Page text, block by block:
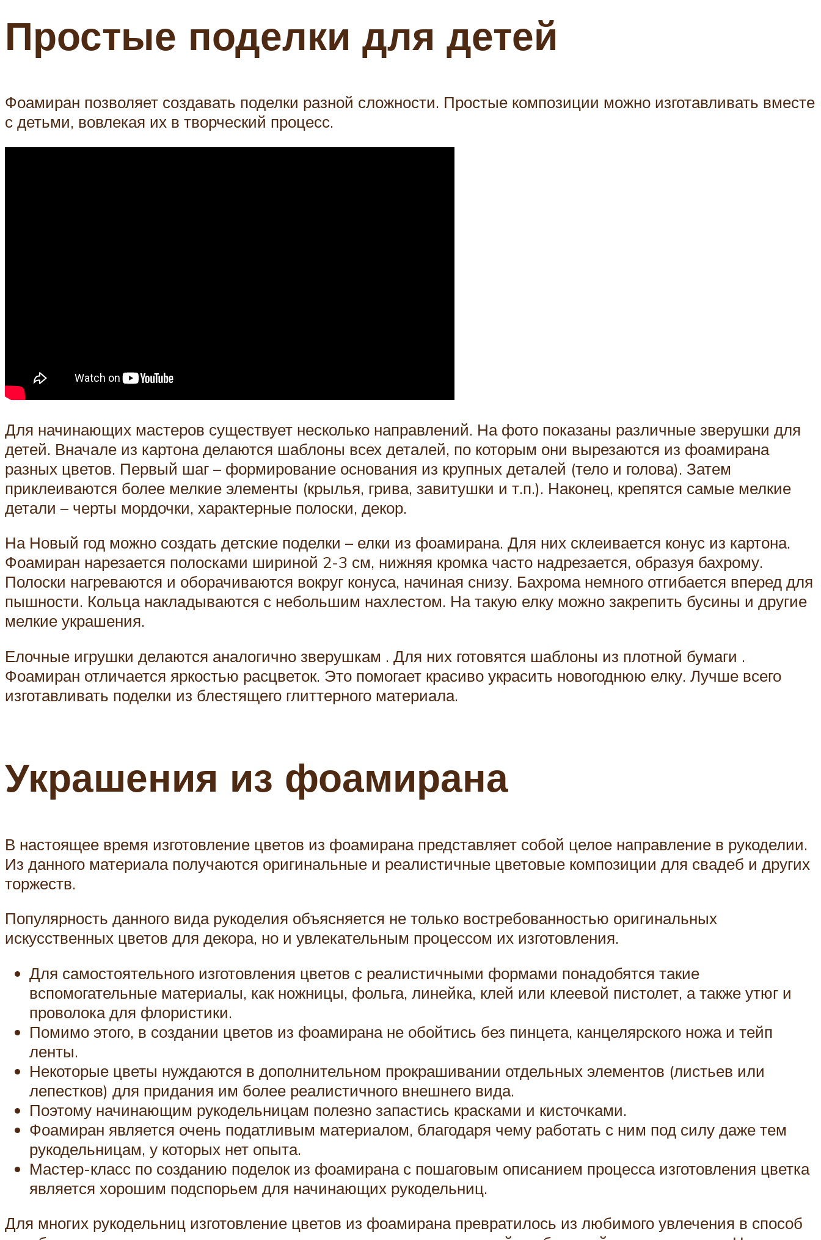
Простые поделки для детей
Фоамиран позволяет создавать поделки разной сложности. Простые композиции можно изготавливать вместе
с детьми, вовлекая их в творческий процесс.
Для начинающих мастеров существует несколько направлений. На фото показаны различные зверушки для
детей. Вначале из картона делаются шаблоны всех деталей, по которым они вырезаются из фоамирана
разных цветов. Первый шаг – формирование основания из крупных деталей (тело и голова). Затем
приклеиваются более мелкие элементы (крылья, грива, завитушки и т.п.). Наконец, крепятся самые мелкие
детали – черты мордочки, характерные полоски, декор.
На Новый год можно создать детские поделки – елки из фоамирана. Для них склеивается конус из картона.
Фоамиран нарезается полосками шириной 2-3 см, нижняя кромка часто надрезается, образуя бахрому.
Полоски нагреваются и оборачиваются вокруг конуса, начиная снизу. Бахрома немного отгибается вперед для
пышности. Кольца накладываются с небольшим нахлестом. На такую елку можно закрепить бусины и другие
мелкие украшения.
Елочные игрушки делаются аналогично зверушкам . Для них готовятся шаблоны из плотной бумаги .
Фоамиран отличается яркостью расцветок. Это помогает красиво украсить новогоднюю елку. Лучше всего
изготавливать поделки из блестящего глиттерного материала.
Украшения из фоамирана
В настоящее время изготовление цветов из фоамирана представляет собой целое направление в рукоделии.
Из данного материала получаются оригинальные и реалистичные цветовые композиции для свадеб и других
торжеств.
Популярность данного вида рукоделия объясняется не только востребованностью оригинальных
искусственных цветов для декора, но и увлекательным процессом их изготовления.
Для самостоятельного изготовления цветов с реалистичными формами понадобятся такие
вспомогательные материалы, как ножницы, фольга, линейка, клей или клеевой пистолет, а также утюг и
проволока для флористики.
Помимо этого, в создании цветов из фоамирана не обойтись без пинцета, канцелярского ножа и тейп
ленты.
Некоторые цветы нуждаются в дополнительном прокрашивании отдельных элементов (листьев или
лепестков) для придания им более реалистичного внешнего вида.
Поэтому начинающим рукодельницам полезно запастись красками и кисточками.
Фоамиран является очень податливым материалом, благодаря чему работать с ним под силу даже тем
рукодельницам, у которых нет опыта.
Мастер-класс по созданию поделок из фоамирана с пошаговым описанием процесса изготовления цветка
является хорошим подспорьем для начинающих рукодельниц.
Для многих рукодельниц изготовление цветов из фоамирана превратилось из любимого увлечения в способ